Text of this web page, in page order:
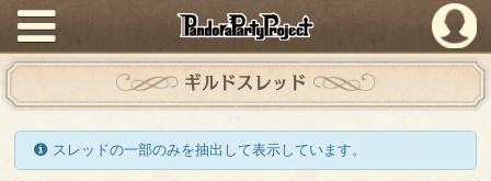
PandoraPartyProject
ギルドスレッド
スレッドの一部のみを抽出して表示しています。